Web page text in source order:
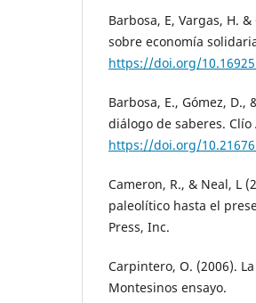
Barbosa, E, Vargas, H.
sobre economía
https://doi.org/
Barbosa, E., Gómez, D.,
diálogo de saberes. Clío
https://doi.org/
Cameron, R., & Neal, L
paleolítico hasta el
Press, Inc.
Carpintero, O. (2006).
Montesinos ensayo.